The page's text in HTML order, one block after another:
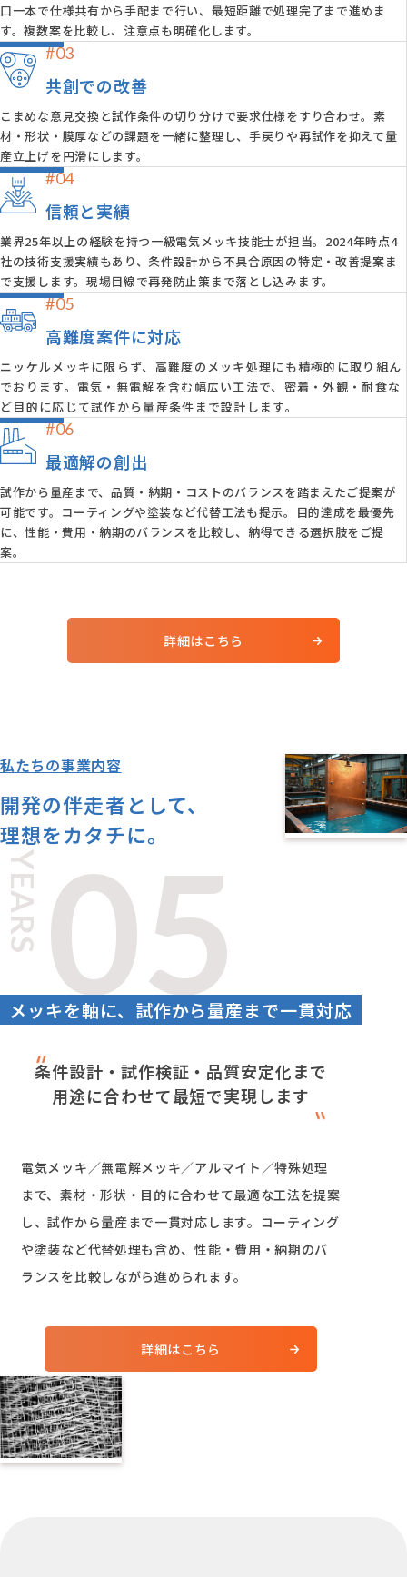
口一本で仕様共有から手配まで行い、最短距離で処理完了まで進めま
す。複数案を比較し、注意点も明確化します。
#03
共創での改善
こまめな意見交換と試作条件の切り分けで要求仕様をすり合わせ。素
材・形状・膜厚などの課題を一緒に整理し、手戻りや再試作を抑えて量
産立上げを円滑にします。
#04
信頼と実績
業界25年以上の経験を持つ一級電気メッキ技能士が担当。2024年時点4
社の技術支援実績もあり、条件設計から不具合原因の特定・改善提案ま
で支援します。現場目線で再発防止策まで落とし込みます。
#05
高難度案件に対応
ニッケルメッキに限らず、高難度のメッキ処理にも積極的に取り組ん
でおります。電気・無電解を含む幅広い工法で、密着・外観・耐食な
ど目的に応じて試作から量産条件まで設計します。
#06
最適解の創出
試作から量産まで、品質・納期・コストのバランスを踏まえたご提案が
可能です。コーティングや塗装など代替工法も提示。目的達成を最優先
に、性能・費用・納期のバランスを比較し、納得できる選択肢をご提
案。
詳細はこちら
私たちの事業内容
開発の伴走者として、
理想をカタチに。
YEARS05
メッキを軸に、試作から量産まで一貫対応
条件設計・試作検証・品質安定化まで
用途に合わせて最短で実現します
電気メッキ／無電解メッキ／アルマイト／特殊処理
まで、素材・形状・目的に合わせて最適な工法を提案
し、試作から量産まで一貫対応します。コーティング
や塗装など代替処理も含め、性能・費用・納期のバ
ランスを比較しながら進められます。
詳細はこちら